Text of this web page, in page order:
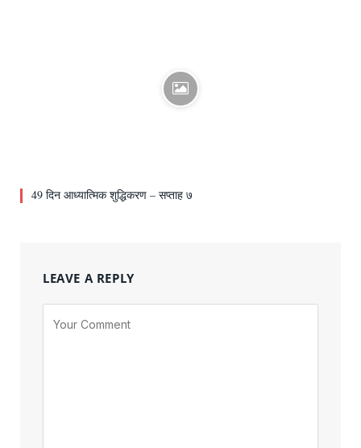
49 दिन आध्यात्मिक शुद्धिकरण – सप्ताह ७
LEAVE A REPLY